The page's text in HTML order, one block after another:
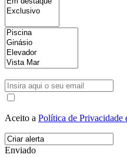
Aceito a Política de Privacidade
Enviado